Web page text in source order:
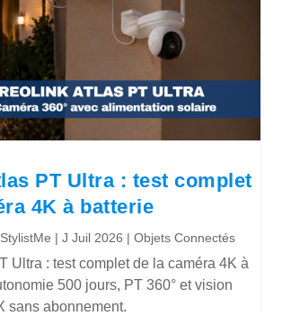
PT Ultra : test complet
4K à batterie
|J Juil 2026 |Objets Connectés
Ultra : test complet de la caméra 4K à
500 jours, PT 360° et vision
sans abonnement.